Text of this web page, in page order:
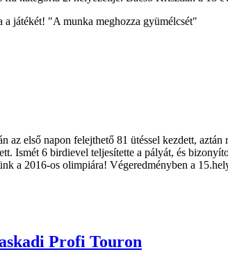
játékét! "A munka meghozza gyümélcsét"
első napon felejthető 81 ütéssel kezdett,
Ismét 6 birdievel teljesítette a pályát, és
a 2016-os olimpiára! Végeredményben a
Profi Touron